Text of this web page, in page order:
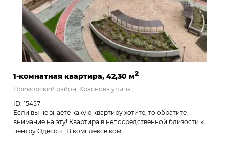
1-комнатная квартира, 42,30 м2
Приморский район, Краснова улица
ID: 15457
Если вы не знаете какую квартиру хотите, то обратите
внимание на эту! Квартира в непосредственной близости к
центру Одессы. В комплексе ком…